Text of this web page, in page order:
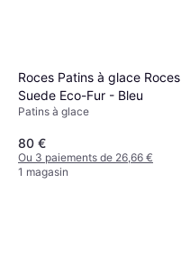
Roces Patins à glace Roces
Suede Eco-Fur - Bleu
Patins à glace
80 €
Ou 3 paiements de 26,66 €
1 magasin